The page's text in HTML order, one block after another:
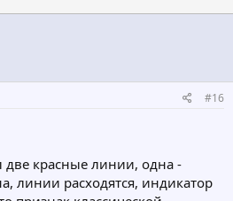
#16
две красные линии, одна -
линии расходятся, индикатор